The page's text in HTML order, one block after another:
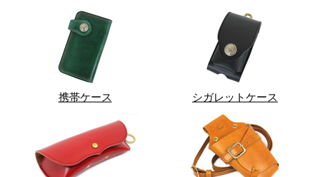
携帯ケース シガレットケース